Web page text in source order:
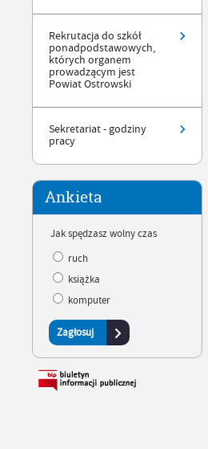
Rekrutacja do szkół
ponadpodstawowych,
których organem
prowadzącym jest
Powiat Ostrowski
Sekretariat - godziny
pracy
Ankieta
Jak spędzasz wolny czas
ruch
książka
komputer